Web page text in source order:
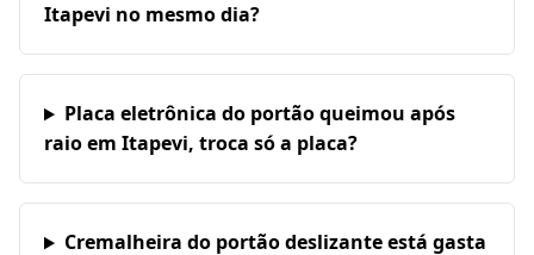
Itapevi no mesmo dia?
Placa eletrônica do portão queimou após
raio em Itapevi, troca só a placa?
Cremalheira do portão deslizante está gasta